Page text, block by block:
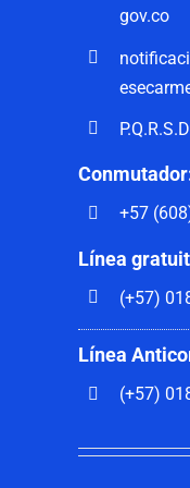
gov.co
+57
Línea
(+57)
Línea
(+57)